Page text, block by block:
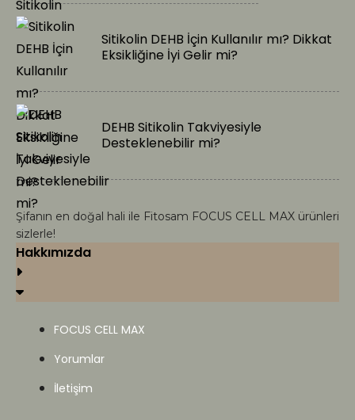
Sitikolin DEHB İçin Kullanılır mı? Dikkat
Eksikliğine İyi Gelir mi?
DEHB Sitikolin Takviyesiyle
Desteklenebilir mi?
Şifanın en doğal hali ile Fitosam FOCUS CELL MAX ürünleri
sizlerle!
Hakkımızda
FOCUS CELL MAX
Yorumlar
İletişim